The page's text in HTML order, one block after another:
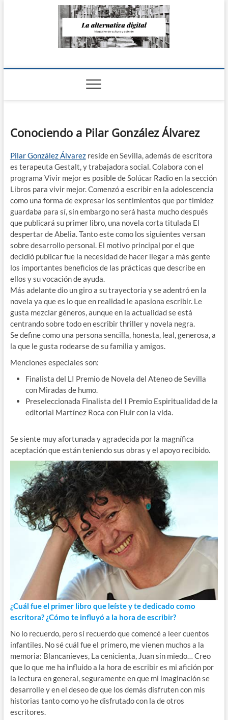
La Alternativa
Conociendo a Pilar González Álvarez
Pilar González Álvarezreside en Sevilla, además de escritora
es terapeuta Gestalt, y trabajadora social. Colabora con el
programa Vivir mejor es posible de Solúcar Radio en la sección
Libros para vivir mejor. Comenzó a escribir en la adolescencia
como una forma de expresar los sentimientos que por timidez
guardaba para sí, sin embargo no será hasta mucho después
que publicará su primer libro, una novela corta titulada El
despertar de Abelia. Tanto este como los siguientes versan
sobre desarrollo personal. El motivo principal por el que
decidió publicar fue la necesidad de hacer llegar a más gente
los importantes beneficios de las prácticas que describe en
ellos y su vocación de ayuda.
Más adelante dio un giro a su trayectoria y se adentró en la
novela ya que es lo que en realidad le apasiona escribir. Le
gusta mezclar géneros, aunque en la actualidad se está
centrando sobre todo en escribir thriller y novela negra.
Se define como una persona sencilla, honesta, leal, generosa, a
la que le gusta rodearse de su familia y amigos.
Menciones especiales son:
Finalista del LI Premio de Novela del Ateneo de Sevilla
con Miradas de humo.
Preseleccionada Finalista del I Premio Espiritualidad de la
editorial Martínez Roca con Fluir con la vida.
Se siente muy afortunada y agradecida por la magnífica
aceptación que están teniendo sus obras y el apoyo recibido.
¿Cuál fue el primer libro que leíste y te dedicado como
escritora? ¿Cómo te influyó a la hora de escribir?
No lo recuerdo, pero sí recuerdo que comencé a leer cuentos
infantiles. No sé cuál fue el primero, me vienen muchos a la
memoria: Blancanieves, La cenicienta, Juan sin miedo… Creo
que lo que me ha influido a la hora de escribir es mi afición por
la lectura en general, seguramente en que mi imaginación se
desarrolle y en el deseo de que los demás disfruten con mis
historias tanto como yo he disfrutado con la de otros
escritores.